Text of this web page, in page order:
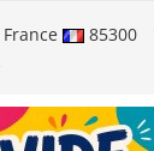
France 85300